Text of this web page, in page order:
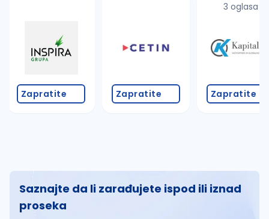
Zapratite Zapratite
3 oglasa
Zapratite
Saznajte da li zarađujete ispod ili iznad
proseka